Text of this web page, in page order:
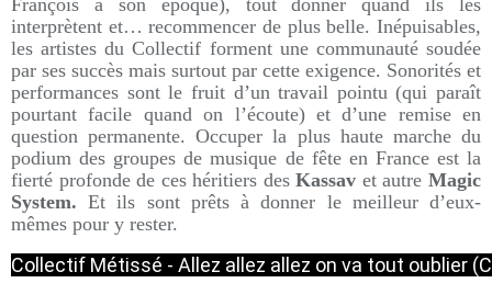
François à son époque), tout donner quand ils les
interprètent et… recommencer de plus belle. Inépuisables,
les artistes du Collectif forment une communauté soudée
par ses succès mais surtout par cette exigence. Sonorités et
performances sont le fruit d’un travail pointu (qui paraît
pourtant facile quand on l’écoute) et d’une remise en
question permanente. Occuper la plus haute marche du
podium des groupes de musique de fête en France est la
fierté profonde de ces héritiers desKassav et autreMagic
System. Et ils sont prêts à donner le meilleur d’eux-
mêmes pour y rester.
Collectif Métissé - Allez allez allez on va tout oublier